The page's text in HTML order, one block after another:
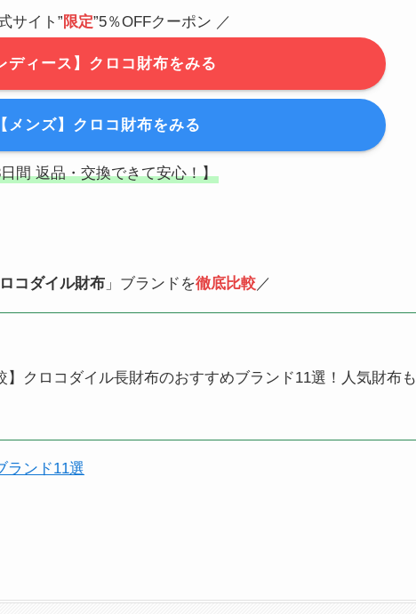
サイト” 限定”5％OFFクーポン ／
ディース】クロコ財布をみる
【メンズ】クロコ財布をみる
間 返品・交換できて安心！】
コダイル財布」ブランドを徹底比較／
】クロコダイル長財布のおすすめブランド11選！人気財布も
ランド11選